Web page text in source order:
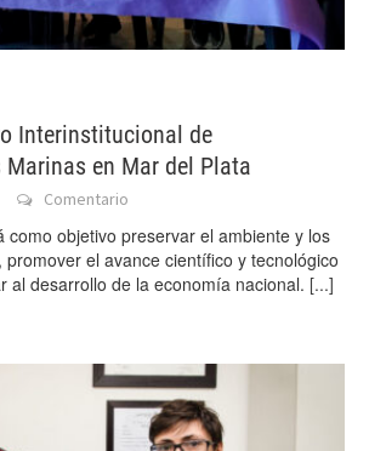
Interinstitucional de
en Mar del Plata
Comentario
como objetivo preservar el ambiente y los
el avance científico y tecnológico
al desarrollo de la economía nacional. [...]